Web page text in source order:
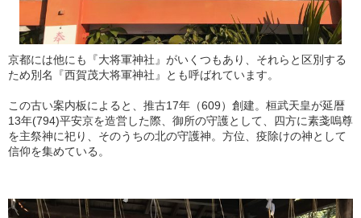
京都には他にも『大将軍神社』がいくつもあり、それらと区別する
ため別名『西賀茂大将軍神社』とも呼ばれています。
この古い案内板によると、推古17年（609）創建。桓武天皇が延暦
13年(794)平安京を造営した際、御所の守護として、四方に素戔嗚尊
を主祭神に祀り、そのうちの北の守護神。方位、疫除けの神として
信仰を集めている。